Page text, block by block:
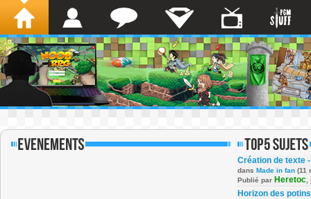
Création de texte
dans Made in fan (11
Publié par Heretoc
Horizon des potins